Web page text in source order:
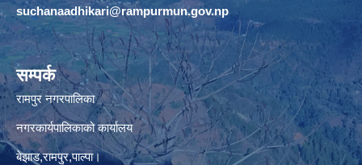
suchanaadhikari@rampurmun.gov.np
सम्पर्क
रामपुर नगरपालिका
नगरकार्यपालिकाको कार्यालय
बेझाड,रामपुर,पाल्पा।